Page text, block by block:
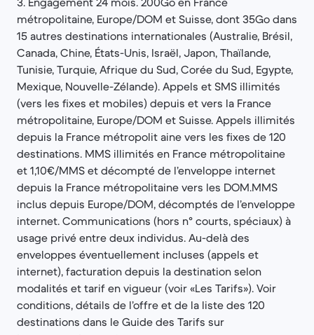
métropolitaine, Europe/DOM et Suisse, dont 35Go dans
15 autres destinations internationales (Australie, Brésil,
Canada, Chine, États-Unis, Israël, Japon, Thaïlande,
Tunisie, Turquie, Afrique du Sud, Corée du Sud, Egypte,
Mexique, Nouvelle-Zélande). Appels et SMS illimités
(vers les fixes et mobiles) depuis et vers la France
métropolitaine, Europe/DOM et Suisse. Appels illimités
depuis la France métropolit aine vers les fixes de 120
destinations. MMS illimités en France métropolitaine
et 1,10€/MMS et décompté de l’enveloppe internet
depuis la France métropolitaine vers les DOM.MMS
inclus depuis Europe/DOM, décomptés de l’enveloppe
internet. Communications (hors n° courts, spéciaux) à
usage privé entre deux individus. Au-delà des
enveloppes éventuellement incluses (appels et
internet), facturation depuis la destination selon
modalités et tarif en vigueur (voir «Les Tarifs»). Voir
conditions, détails de l’offre et de la liste des 120
destinations dans le Guide des Tarifs sur